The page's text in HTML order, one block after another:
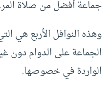
جماعة أفضل من صلاة
وهذه النوافل الأربع هي
الجماعة على الدوام دون
الواردة في خصوصها.